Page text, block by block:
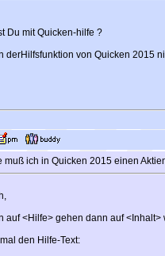
Du mit Quicken-hilfe ?
derHilfsfunktion von Quicken 2015
muß ich in Quicken 2015 einen
auf <Hilfe> gehen dann auf
den Hilfe-Text: